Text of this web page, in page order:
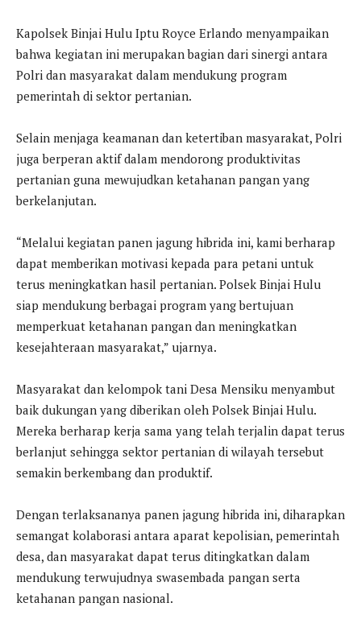
Kapolsek Binjai Hulu Iptu Royce Erlando menyampaikan
bahwa kegiatan ini merupakan bagian dari sinergi antara
Polri dan masyarakat dalam mendukung program
pemerintah di sektor pertanian.
Selain menjaga keamanan dan ketertiban masyarakat, Polri
juga berperan aktif dalam mendorong produktivitas
pertanian guna mewujudkan ketahanan pangan yang
berkelanjutan.
“Melalui kegiatan panen jagung hibrida ini, kami berharap
dapat memberikan motivasi kepada para petani untuk
terus meningkatkan hasil pertanian. Polsek Binjai Hulu
siap mendukung berbagai program yang bertujuan
memperkuat ketahanan pangan dan meningkatkan
kesejahteraan masyarakat,” ujarnya.
Masyarakat dan kelompok tani Desa Mensiku menyambut
baik dukungan yang diberikan oleh Polsek Binjai Hulu.
Mereka berharap kerja sama yang telah terjalin dapat terus
berlanjut sehingga sektor pertanian di wilayah tersebut
semakin berkembang dan produktif.
Dengan terlaksananya panen jagung hibrida ini, diharapkan
semangat kolaborasi antara aparat kepolisian, pemerintah
desa, dan masyarakat dapat terus ditingkatkan dalam
mendukung terwujudnya swasembada pangan serta
ketahanan pangan nasional.